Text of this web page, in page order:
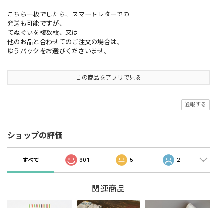
こちら一枚でしたら、スマートレターでの
発送も可能ですが、
てぬぐいを複数枚、又は
他のお品と合わせてのご注文の場合は、
ゆうパックをお選びくださいませ。
この商品をアプリで見る
通報する
ショップの評価
すべて 801 5 2
関連商品